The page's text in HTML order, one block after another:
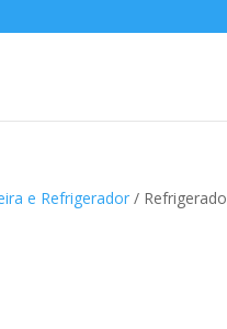
e Refrigerador /